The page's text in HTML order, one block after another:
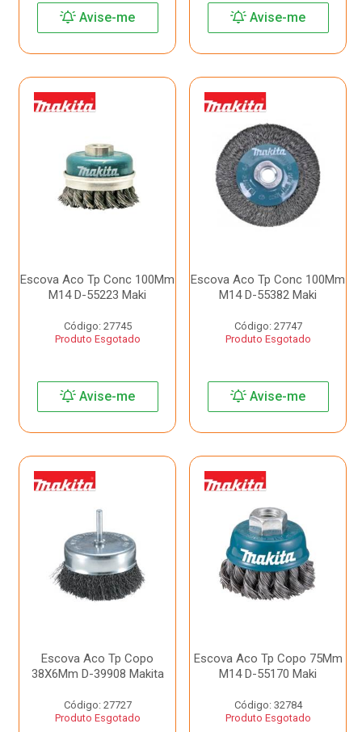
Avise-me Avise-me
Escova Aco Tp Conc 100Mm
M14 D-55223 Maki
Código: 27745
Produto Esgotado
Avise-me
Escova Aco Tp Conc 100Mm
M14 D-55382 Maki
Código: 27747
Produto Esgotado
Avise-me
Escova Aco Tp Copo
38X6Mm D-39908 Makita
Código: 27727
Produto Esgotado
Escova Aco Tp Copo 75Mm
M14 D-55170 Maki
Código: 32784
Produto Esgotado